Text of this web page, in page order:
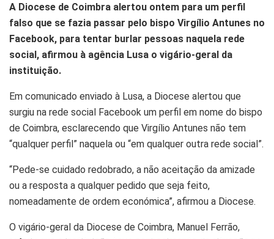
A Diocese de Coimbra alertou ontem para um perfil
falso que se fazia passar pelo bispo Virgílio Antunes no
Facebook, para tentar burlar pessoas naquela rede
social, afirmou à agência Lusa o vigário-geral da
instituição.
Em comunicado enviado à Lusa, a Diocese alertou que
surgiu na rede social Facebook um perfil em nome do bispo
de Coimbra, esclarecendo que Virgílio Antunes não tem
“qualquer perfil” naquela ou “em qualquer outra rede social”.
“Pede-se cuidado redobrado, a não aceitação da amizade
ou a resposta a qualquer pedido que seja feito,
nomeadamente de ordem económica”, afirmou a Diocese.
O vigário-geral da Diocese de Coimbra, Manuel Ferrão,